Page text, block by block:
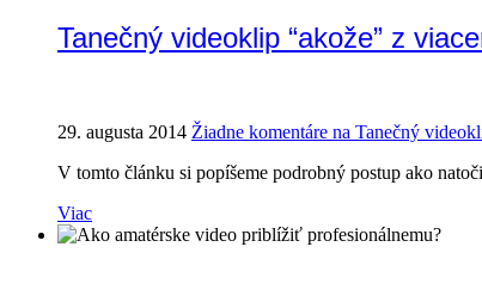
Tanečný videoklip “akože” z
29. augusta 2014 Žiadne komentáre na Tanečný
V tomto článku si popíšeme podrobný postup ako
Viac